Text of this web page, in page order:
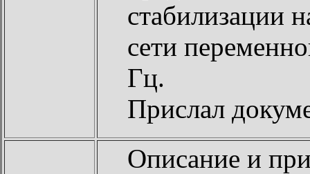
стабилизации
сети
Гц.
Прислал
Описание и